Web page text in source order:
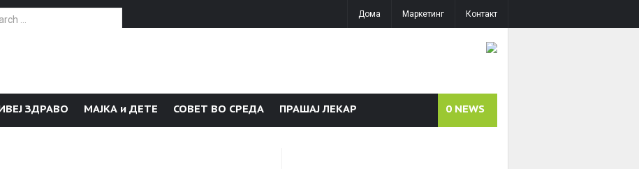
for:
Дома Маркетинг Контакт
ЗДРАВО МАЈКА и ДЕТЕ СОВЕТ ВО СРЕДА ПРАШАЈ ЛЕКАР 0 NEWS